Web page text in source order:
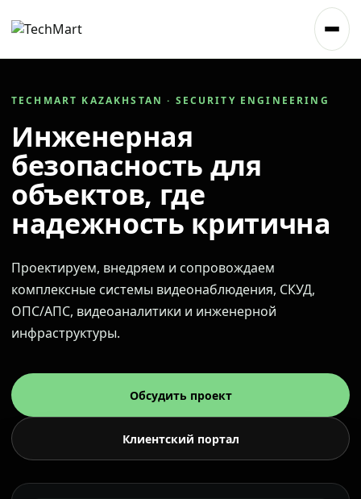
TECHMART KAZAKHSTAN · SECURITY ENGINEERING
Инженерная
безопасность для
объектов, где
надежность критична
Проектируем, внедряем и сопровождаем
комплексные системы видеонаблюдения, СКУД,
ОПС/АПС, видеоаналитики и инженерной
инфраструктуры.
Обсудить проект
Клиентский портал